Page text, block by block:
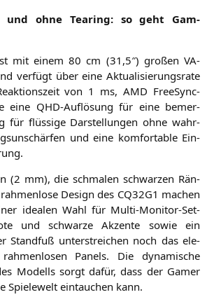
und ohne Tearing: so geht Gam­
mit einem 80 cm (31,5″) gro­ßen VA-
ver­fügt über eine Aktua­li­sie­rungs­ra­te
von 1 ms,AMD Free­Sync-
eine QHD-Auf­lö­sung für eine bemer­
für flüs­si­ge Dar­stel­lun­gen ohne wahr­
und eine kom­for­ta­ble Ein­
(2 mm), die schma­len schwar­zen Rän­
Design des CQ32G1 machen
idea­len Wahl für Mul­ti-Moni­tor-Set­
und schwar­ze Akzen­te sowie ein
Stand­fuß unter­strei­chen noch das ele­
Panels. Die dyna­mi­sche
Modells sorgt dafür, dass der Gamer
Spie­le­welt ein­tau­chen kann.